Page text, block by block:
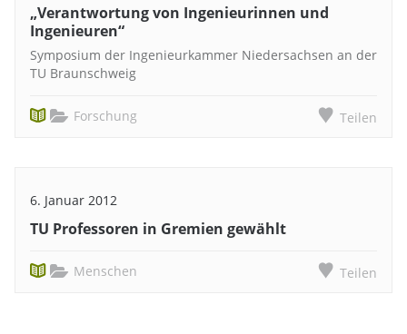
„Verantwortung von Ingenieurinnen und
Ingenieuren“
Symposium der Ingenieurkammer Niedersachsen an der
TU Braunschweig
Forschung Teilen
6. Januar 2012
TU Professoren in Gremien gewählt
Menschen Teilen